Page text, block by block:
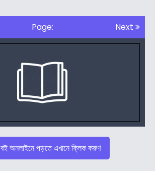
Page: Next
বই অনলাইনে পড়তে এখানে ক্লিক করুণ